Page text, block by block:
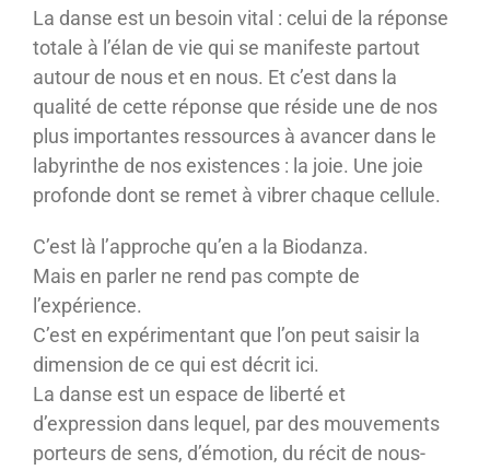
La danse est un besoin vital : celui de la réponse
totale à l’élan de vie qui se manifeste partout
autour de nous et en nous. Et c’est dans la
qualité de cette réponse que réside une de nos
plus importantes ressources à avancer dans le
labyrinthe de nos existences : la joie. Une joie
profonde dont se remet à vibrer chaque cellule.
C’est là l’approche qu’en a la Biodanza.
Mais en parler ne rend pas compte de
l’expérience.
C’est en expérimentant que l’on peut saisir la
dimension de ce qui est décrit ici.
La danse est un espace de liberté et
d’expression dans lequel, par des mouvements
porteurs de sens, d’émotion, du récit de nous-